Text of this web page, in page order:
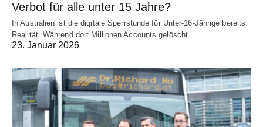
Verbot für alle unter 15 Jahre?
In Australien ist die digitale Sperrstunde für Unter-16-Jährige bereits
Realität. Während dort Millionen Accounts gelöscht…
23. Januar 2026